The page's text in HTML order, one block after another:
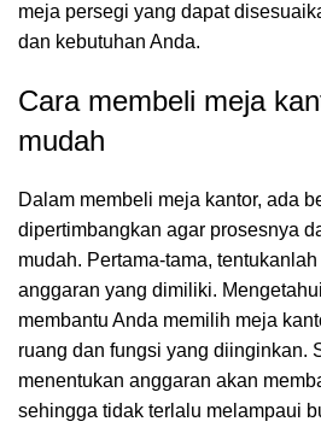
meja persegi yang dapat
dan kebutuhan Anda.
Cara membeli meja
mudah
Dalam membeli meja kantor, ada
dipertimbangkan agar prosesnya
mudah. Pertama-tama,
anggaran yang dimiliki.
membantu Anda memilih meja
ruang dan fungsi yang diinginkan.
menentukan anggaran akan
sehingga tidak terlalu melampaui